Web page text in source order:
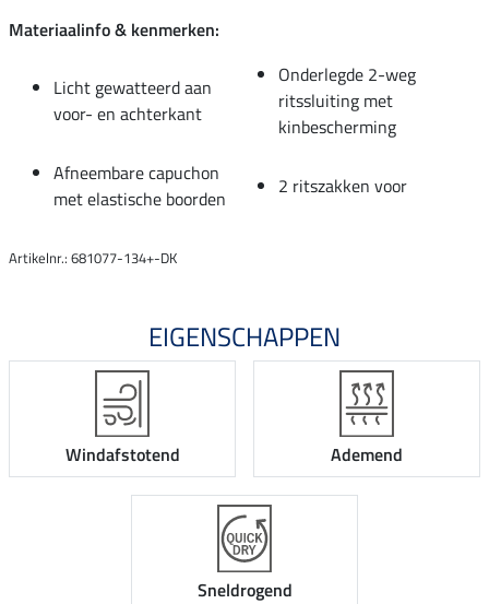
Materiaalinfo & kenmerken:
Licht gewatteerd aan
voor- en achterkant
Onderlegde 2-weg
ritssluiting met
kinbescherming
Afneembare capuchon
met elastische boorden
2 ritszakken voor
Artikelnr.: 681077-134+-DK
EIGENSCHAPPEN
Windafstotend Ademend
Sneldrogend